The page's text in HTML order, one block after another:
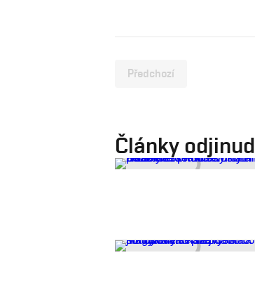
Předchozí
Články odjinud